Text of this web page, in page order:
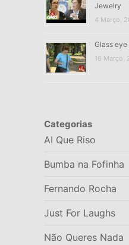
Jewelry
4 Março,
Glass eye
16 Março,
Categorias
AI Que Riso
Bumba na Fofinha
Fernando Rocha
Just For Laughs
Não Queres Nada